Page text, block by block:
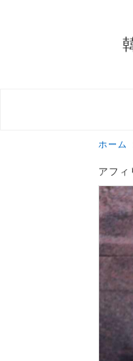
ホーム
アフィ